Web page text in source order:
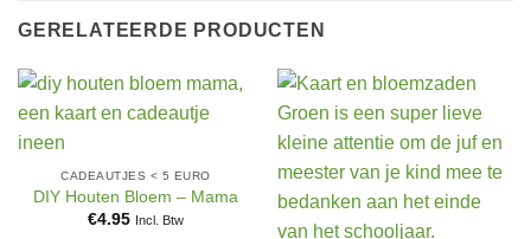
GERELATEERDE PRODUCTEN
CADEAUTJES < 5 EURO
DIY Houten Bloem – Mama
€4.95 Incl. Btw